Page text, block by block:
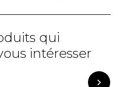
qui
intéresser